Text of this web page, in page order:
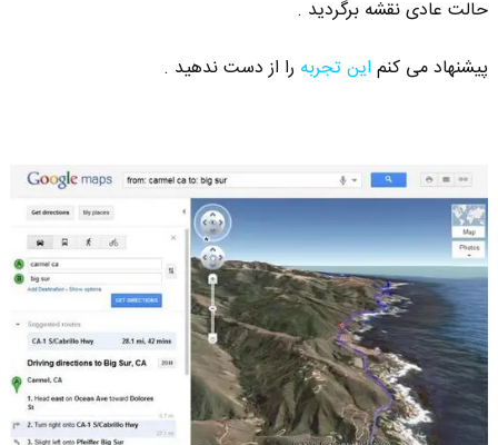
حالت عادی نقشه برگردید .
پیشنهاد می کنم این تجربه را از دست ندهید .